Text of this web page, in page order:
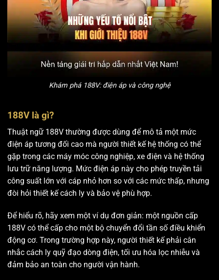
Khám phá 188V: điện áp và công nghệ
188V là gì?
Thuật ngữ 188V thường được dùng để mô tả một mức
điện áp tương đối cao mà người thiết kế hệ thống có thể
gặp trong các máy móc công nghiệp, xe điện và hệ thống
lưu trữ năng lượng. Mức điện áp này cho phép truyền tải
công suất lớn với cáp nhỏ hơn so với các mức thấp, nhưng
đòi hỏi thiết kế cách ly và bảo vệ phù hợp.
Để hiểu rõ, hãy xem một ví dụ đơn giản: một nguồn cấp
188V có thể cấp cho một bộ chuyển đổi tần số điều khiển
động cơ. Trong trường hợp này, người thiết kế phải cân
nhắc cách ly quỹ đạo dòng điện, tối ưu hóa lọc nhiễu và
đảm bảo an toàn cho người vận hành.